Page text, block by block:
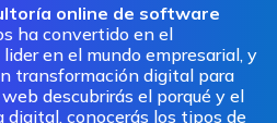
online de software
ha convertido en el
en el mundo empresarial, y
transformación digital para
descubrirás el porqué y el
digital, conocerás los tipos de